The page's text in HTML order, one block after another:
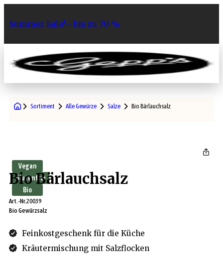
Summer Sale¹– bis zu 70 %
0
Sortiment Alle Gewürze Salze Bio Bärlauchsalz
Vegan
Glutenfrei
Bio
Bio Bärlauchsalz
Art.-Nr.20039
Bio Gewürzsalz
Feinkostgeschenk für die Küche
Kräutermischung mit Salzflocken